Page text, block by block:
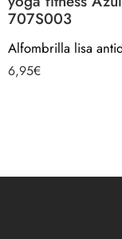
707S003
6,95€